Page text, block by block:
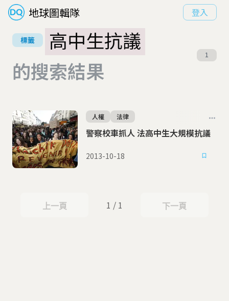
地球圖輯隊 登入
標籤
高中生抗議
的搜索結果
1
警察校車抓人 法高中生大規模抗議
人權 法律
2013-10-18
上一頁
上一頁 1 / 1 下一頁
下一頁